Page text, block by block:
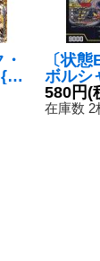
〔状
ボルシ
ウルフ
【SR】
580円(
在庫数 2